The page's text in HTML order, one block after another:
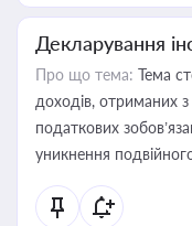
Декларування
Про що тема: Тема
доходів, отриманих
податкових
уникнення